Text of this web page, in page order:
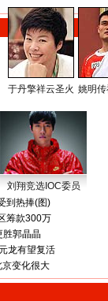
于丹擎祥云圣火 姚明
刘翔竞选IOC委员
到热捧(图)
筹款300万
胜郭晶晶
龙有望复活
变化很大